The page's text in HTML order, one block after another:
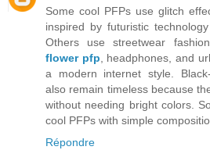
Some cool PFPs use glitch
inspired by futuristic
Others use streetwear
flower pfp , headphones, and
a modern internet style.
also remain timeless because
without needing bright colors.
cool PFPs with simple
Répondre